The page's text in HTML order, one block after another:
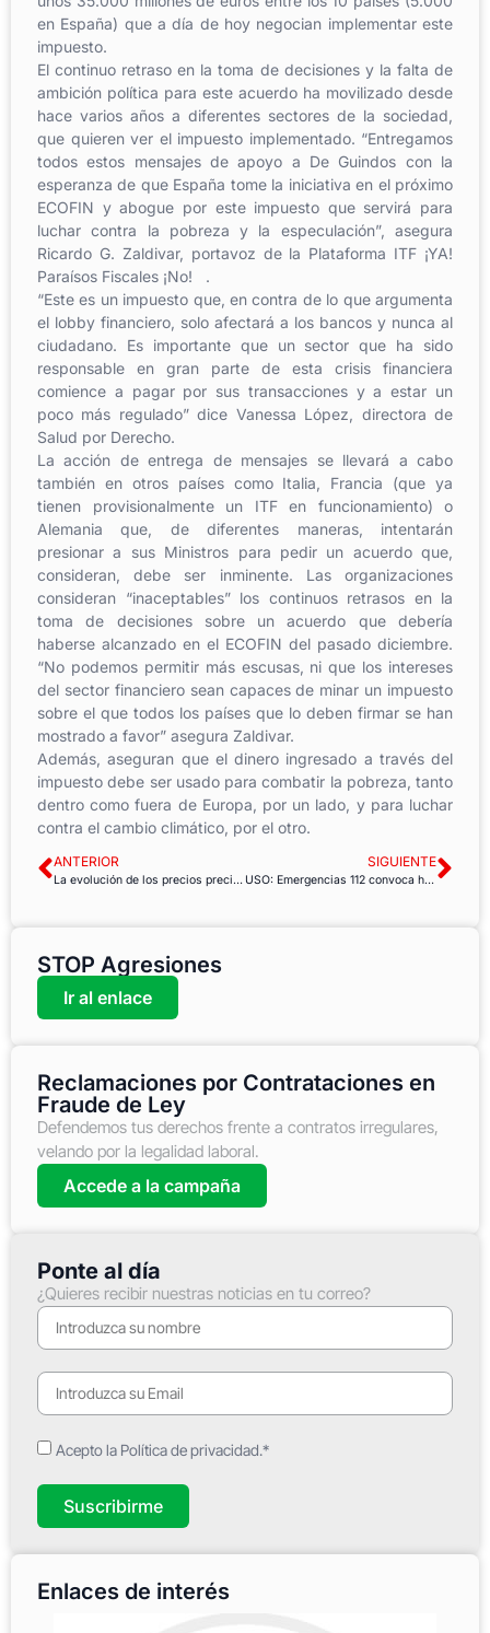
en España) que a día de hoy negocian implementar este
impuesto.
El continuo retraso en la toma de decisiones y la falta de
ambición política para este acuerdo ha movilizado desde
hace varios años a diferentes sectores de la sociedad,
que quieren ver el impuesto implementado. “Entregamos
todos estos mensajes de apoyo a De Guindos con la
esperanza de que España tome la iniciativa en el próximo
ECOFIN y abogue por este impuesto que servirá para
luchar contra la pobreza y la especulación”, asegura
Ricardo G. Zaldivar, portavoz de la Plataforma ITF ¡YA!
Paraísos Fiscales ¡No! .
“Este es un impuesto que, en contra de lo que argumenta
el lobby financiero, solo afectará a los bancos y nunca al
ciudadano. Es importante que un sector que ha sido
responsable en gran parte de esta crisis financiera
comience a pagar por sus transacciones y a estar un
poco más regulado” dice Vanessa López, directora de
Salud por Derecho.
La acción de entrega de mensajes se llevará a cabo
también en otros países como Italia, Francia (que ya
tienen provisionalmente un ITF en funcionamiento) o
Alemania que, de diferentes maneras, intentarán
presionar a sus Ministros para pedir un acuerdo que,
consideran, debe ser inminente. Las organizaciones
consideran “inaceptables” los continuos retrasos en la
toma de decisiones sobre un acuerdo que debería
haberse alcanzado en el ECOFIN del pasado diciembre.
“No podemos permitir más escusas, ni que los intereses
del sector financiero sean capaces de minar un impuesto
sobre el que todos los países que lo deben firmar se han
mostrado a favor” asegura Zaldivar.
Además, aseguran que el dinero ingresado a través del
impuesto debe ser usado para combatir la pobreza, tanto
dentro como fuera de Europa, por un lado, y para luchar
contra el cambio climático, por el otro.
ANTERIOR
La evolución de los precios precisa de la recuperación del trabajo digno y salarios justos
SIGUIENTE
USO: Emergencias 112 convoca huelga 21, 22 y 24 de junio
STOP Agresiones
Ir al enlace
Reclamaciones por Contrataciones en
Fraude de Ley
Defendemos tus derechos frente a contratos irregulares,
velando por la legalidad laboral.
Accede a la campaña
Ponte al día
¿Quieres recibir nuestras noticias en tu correo?
Acepto la Política de privacidad.*
Suscribirme
Enlaces de interés